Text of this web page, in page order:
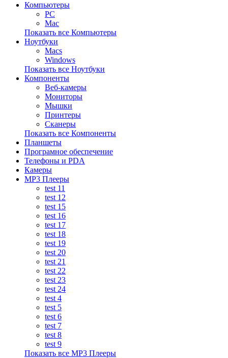
Компьютеры
PC
Mac
Показать все Компьютеры
Ноутбуки
Macs
Windows
Показать все Ноутбуки
Компоненты
Веб-камеры
Мониторы
Мышки
Принтеры
Сканеры
Показать все Компоненты
Планшеты
Програмное обеспечение
Телефоны и PDA
Камеры
MP3 Плееры
test 11
test 12
test 15
test 16
test 17
test 18
test 19
test 20
test 21
test 22
test 23
test 24
test 4
test 5
test 6
test 7
test 8
test 9
Показать все MP3 Плееры